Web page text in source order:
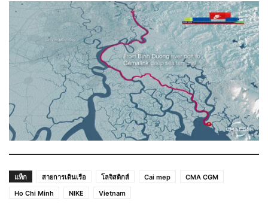
แท็ก สายการเดินเรือ โลจิสติกส์ Cai mep
CMA CGM
Ho Chi Minh
NIKE Vietnam